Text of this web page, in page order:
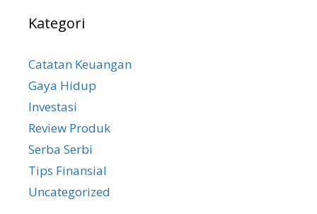
Kategori
Catatan Keuangan
Gaya Hidup
Investasi
Review Produk
Serba Serbi
Tips Finansial
Uncategorized